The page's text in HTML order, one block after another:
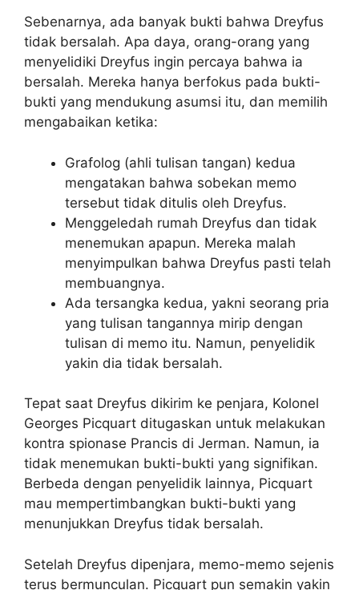
Sebenarnya, ada banyak bukti bahwa Dreyfus
tidak bersalah. Apa daya, orang-orang yang
menyelidiki Dreyfus ingin percaya bahwa ia
bersalah. Mereka hanya berfokus pada bukti-
bukti yang mendukung asumsi itu, dan memilih
mengabaikan ketika:
Grafolog (ahli tulisan tangan) kedua
mengatakan bahwa sobekan memo
tersebut tidak ditulis oleh Dreyfus.
Menggeledah rumah Dreyfus dan tidak
menemukan apapun. Mereka malah
menyimpulkan bahwa Dreyfus pasti telah
membuangnya.
Ada tersangka kedua, yakni seorang pria
yang tulisan tangannya mirip dengan
tulisan di memo itu. Namun, penyelidik
yakin dia tidak bersalah.
Tepat saat Dreyfus dikirim ke penjara, Kolonel
Georges Picquart ditugaskan untuk melakukan
kontra spionase Prancis di Jerman. Namun, ia
tidak menemukan bukti-bukti yang signifikan.
Berbeda dengan penyelidik lainnya, Picquart
mau mempertimbangkan bukti-bukti yang
menunjukkan Dreyfus tidak bersalah.
Setelah Dreyfus dipenjara, memo-memo sejenis
terus bermunculan. Picquart pun semakin yakin